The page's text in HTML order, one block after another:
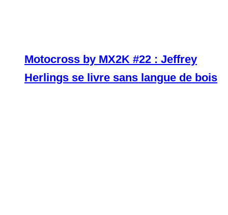
Motocross by MX2K #22 : Jeffrey
Herlings se livre sans langue de bois